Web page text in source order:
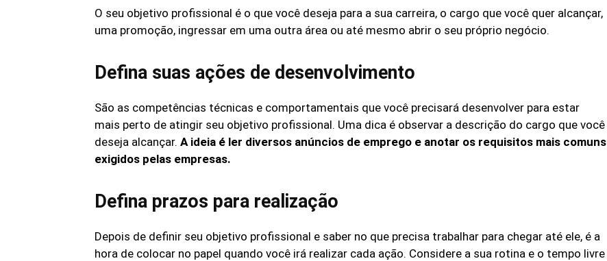
O seu objetivo profissional é o que você deseja para a sua carreira, o cargo que você quer alcançar,
uma promoção, ingressar em uma outra área ou até mesmo abrir o seu próprio negócio.
Defina suas ações de desenvolvimento
São as competências técnicas e comportamentais que você precisará desenvolver para estar
mais perto de atingir seu objetivo profissional. Uma dica é observar a descrição do cargo que você
deseja alcançar. A ideia é ler diversos anúncios de emprego e anotar os requisitos mais comuns
exigidos pelas empresas.
Defina prazos para realização
Depois de definir seu objetivo profissional e saber no que precisa trabalhar para chegar até ele, é a
hora de colocar no papel quando você irá realizar cada ação. Considere a sua rotina e o tempo livre